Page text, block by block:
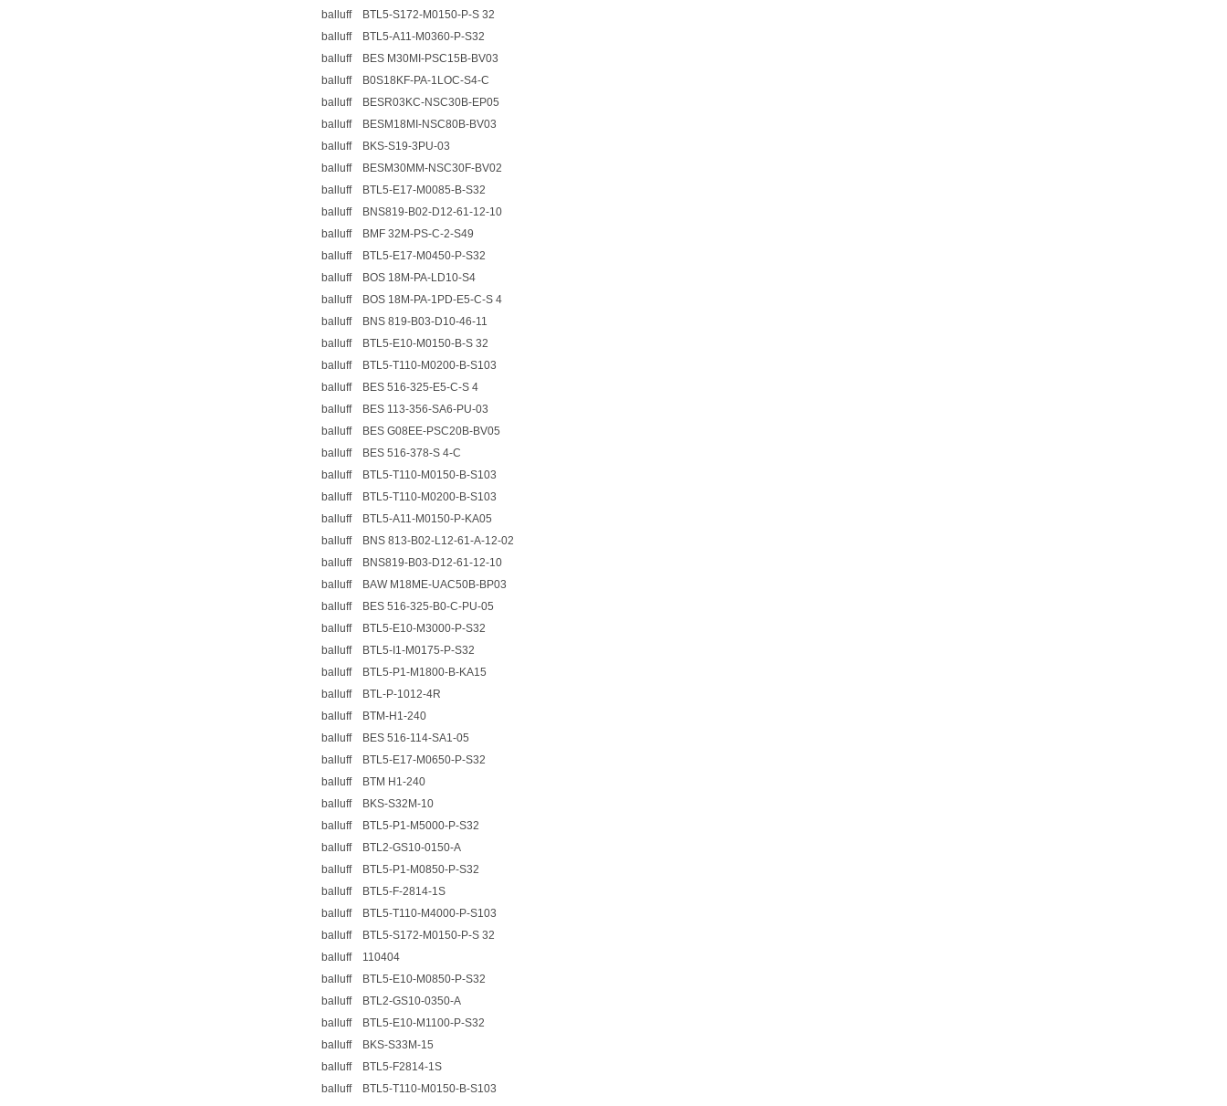
balluff BTL5-S172-M0150-P-S 32
balluff BTL5-A11-M0360-P-S32
balluff BES M30MI-PSC15B-BV03
balluff B0S18KF-PA-1LOC-S4-C
balluff BESR03KC-NSC30B-EP05
balluff BESM18MI-NSC80B-BV03
balluff BKS-S19-3PU-03
balluff BESM30MM-NSC30F-BV02
balluff BTL5-E17-M0085-B-S32
balluff BNS819-B02-D12-61-12-10
balluff BMF 32M-PS-C-2-S49
balluff BTL5-E17-M0450-P-S32
balluff BOS 18M-PA-LD10-S4
balluff BOS 18M-PA-1PD-E5-C-S 4
balluff BNS 819-B03-D10-46-11
balluff BTL5-E10-M0150-B-S 32
balluff BTL5-T110-M0200-B-S103
balluff BES 516-325-E5-C-S 4
balluff BES 113-356-SA6-PU-03
balluff BES G08EE-PSC20B-BV05
balluff BES 516-378-S 4-C
balluff BTL5-T110-M0150-B-S103
balluff BTL5-T110-M0200-B-S103
balluff BTL5-A11-M0150-P-KA05
balluff BNS 813-B02-L12-61-A-12-02
balluff BNS819-B03-D12-61-12-10
balluff BAW M18ME-UAC50B-BP03
balluff BES 516-325-B0-C-PU-05
balluff BTL5-E10-M3000-P-S32
balluff BTL5-I1-M0175-P-S32
balluff BTL5-P1-M1800-B-KA15
balluff BTL-P-1012-4R
balluff BTM-H1-240
balluff BES 516-114-SA1-05
balluff BTL5-E17-M0650-P-S32
balluff BTM H1-240
balluff BKS-S32M-10
balluff BTL5-P1-M5000-P-S32
balluff BTL2-GS10-0150-A
balluff BTL5-P1-M0850-P-S32
balluff BTL5-F-2814-1S
balluff BTL5-T110-M4000-P-S103
balluff BTL5-S172-M0150-P-S 32
balluff 110404
balluff BTL5-E10-M0850-P-S32
balluff BTL2-GS10-0350-A
balluff BTL5-E10-M1100-P-S32
balluff BKS-S33M-15
balluff BTL5-F2814-1S
balluff BTL5-T110-M0150-B-S103